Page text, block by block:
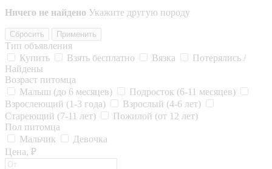
Ничего не найдено Укажите другую породу
Сбросить Применить
Тип объявления
Купить
Взять бесплатно Вязка
Потерялись /
Найдены
Возраст питомца
Малыш (до 6 месяцев)
Подросток (6-11 месяцев)
Взрослеющий (1-3 года)
Взрослый (4-6 лет)
Стареющий (7-11 лет)
Пожилой (от 12 лет)
Пол питомца
Мальчик
Девочка
Цена, ₽